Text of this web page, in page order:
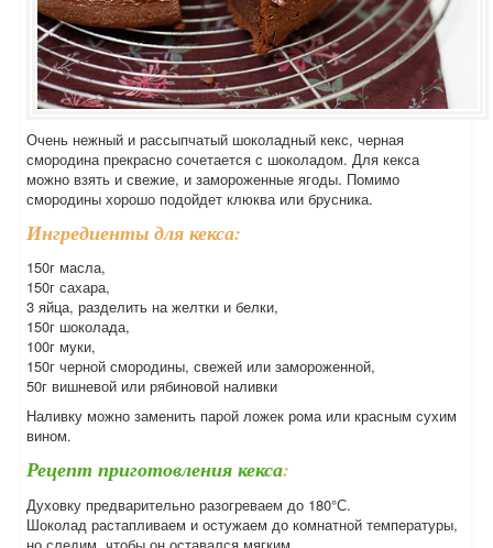
Очень нежный и рассыпчатый шоколадный кекс, черная
смородина прекрасно сочетается с шоколадом. Для кекса
можно взять и свежие, и замороженные ягоды. Помимо
смородины хорошо подойдет клюква или брусника.
Ингредиенты для кекса:
150г масла,
150г сахара,
3 яйца, разделить на желтки и белки,
150г шоколада,
100г муки,
150г черной смородины, свежей или замороженной,
50г вишневой или рябиновой наливки
Наливку можно заменить парой ложек рома или красным сухим
вином.
Рецепт приготовления кекса:
Духовку предварительно разогреваем до 180°С.
Шоколад растапливаем и остужаем до комнатной температуры,